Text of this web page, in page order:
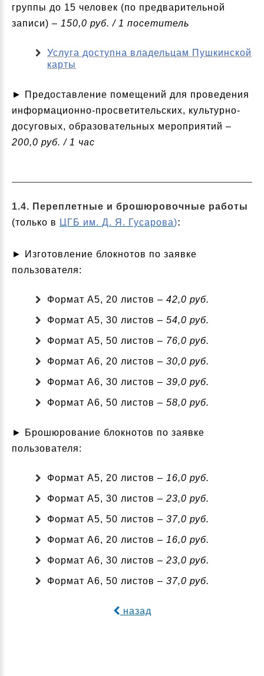
группы до 15 человек (по предварительной
записи) – 150,0 руб. / 1 посетитель
Услуга доступна владельцам Пушкинской
карты
► Предоставление помещений для проведения
информационно-просветительских, культурно-
досуговых, образовательных мероприятий –
200,0 руб. / 1 час
1.4. Переплетные и брошюровочные работы
(только в ЦГБ им. Д. Я. Гусарова):
► Изготовление блокнотов по заявке
пользователя:
Формат А5, 20 листов – 42,0 руб.
Формат А5, 30 листов – 54,0 руб.
Формат А5, 50 листов – 76,0 руб.
Формат А6, 20 листов – 30,0 руб.
Формат А6, 30 листов – 39,0 руб.
Формат А6, 50 листов – 58,0 руб.
►
Брошюрование блокнотов по заявке
пользователя:
Формат А5, 20 листов – 16,0 руб.
Формат А5, 30 листов – 23,0 руб.
Формат А5, 50 листов – 37,0 руб.
Формат А6, 20 листов – 16,0 руб.
Формат А6, 30 листов – 23,0 руб.
Формат А6, 50 листов – 37,0 руб.
назад